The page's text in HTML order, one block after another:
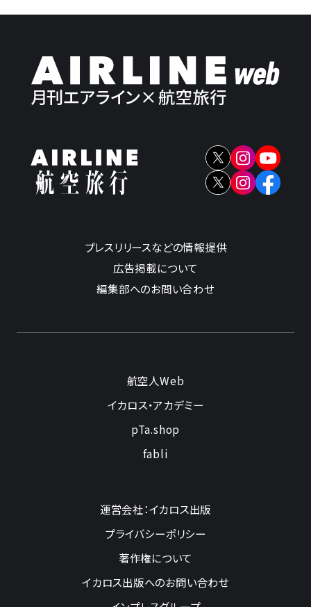
プレスリリースなどの情報提供
広告掲載について
編集部へのお問い合わせ
航空人Web
イカロス・アカデミー
pTa.shop
fabli
運営会社：イカロス出版
プライバシーポリシー
著作権について
イカロス出版へのお問い合わせ